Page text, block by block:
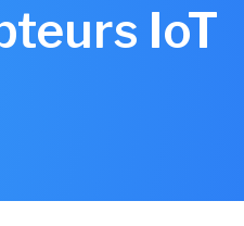
IoT